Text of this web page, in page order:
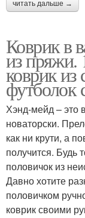
читать дальше →
Коврик в
из пряжи.
коврик
футболок
Хэнд-мейд – это
новаторски.
как ни крути, а
получится. Будь
половичок из
Давно хотите
половичком
коврик своими